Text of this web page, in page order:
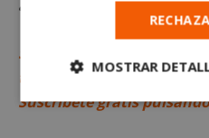
alcorconhoy.com eniVoox
Sigue al minuto todas las
través del canal de
Suscríbete gratis
MOSTRAR
Cookies